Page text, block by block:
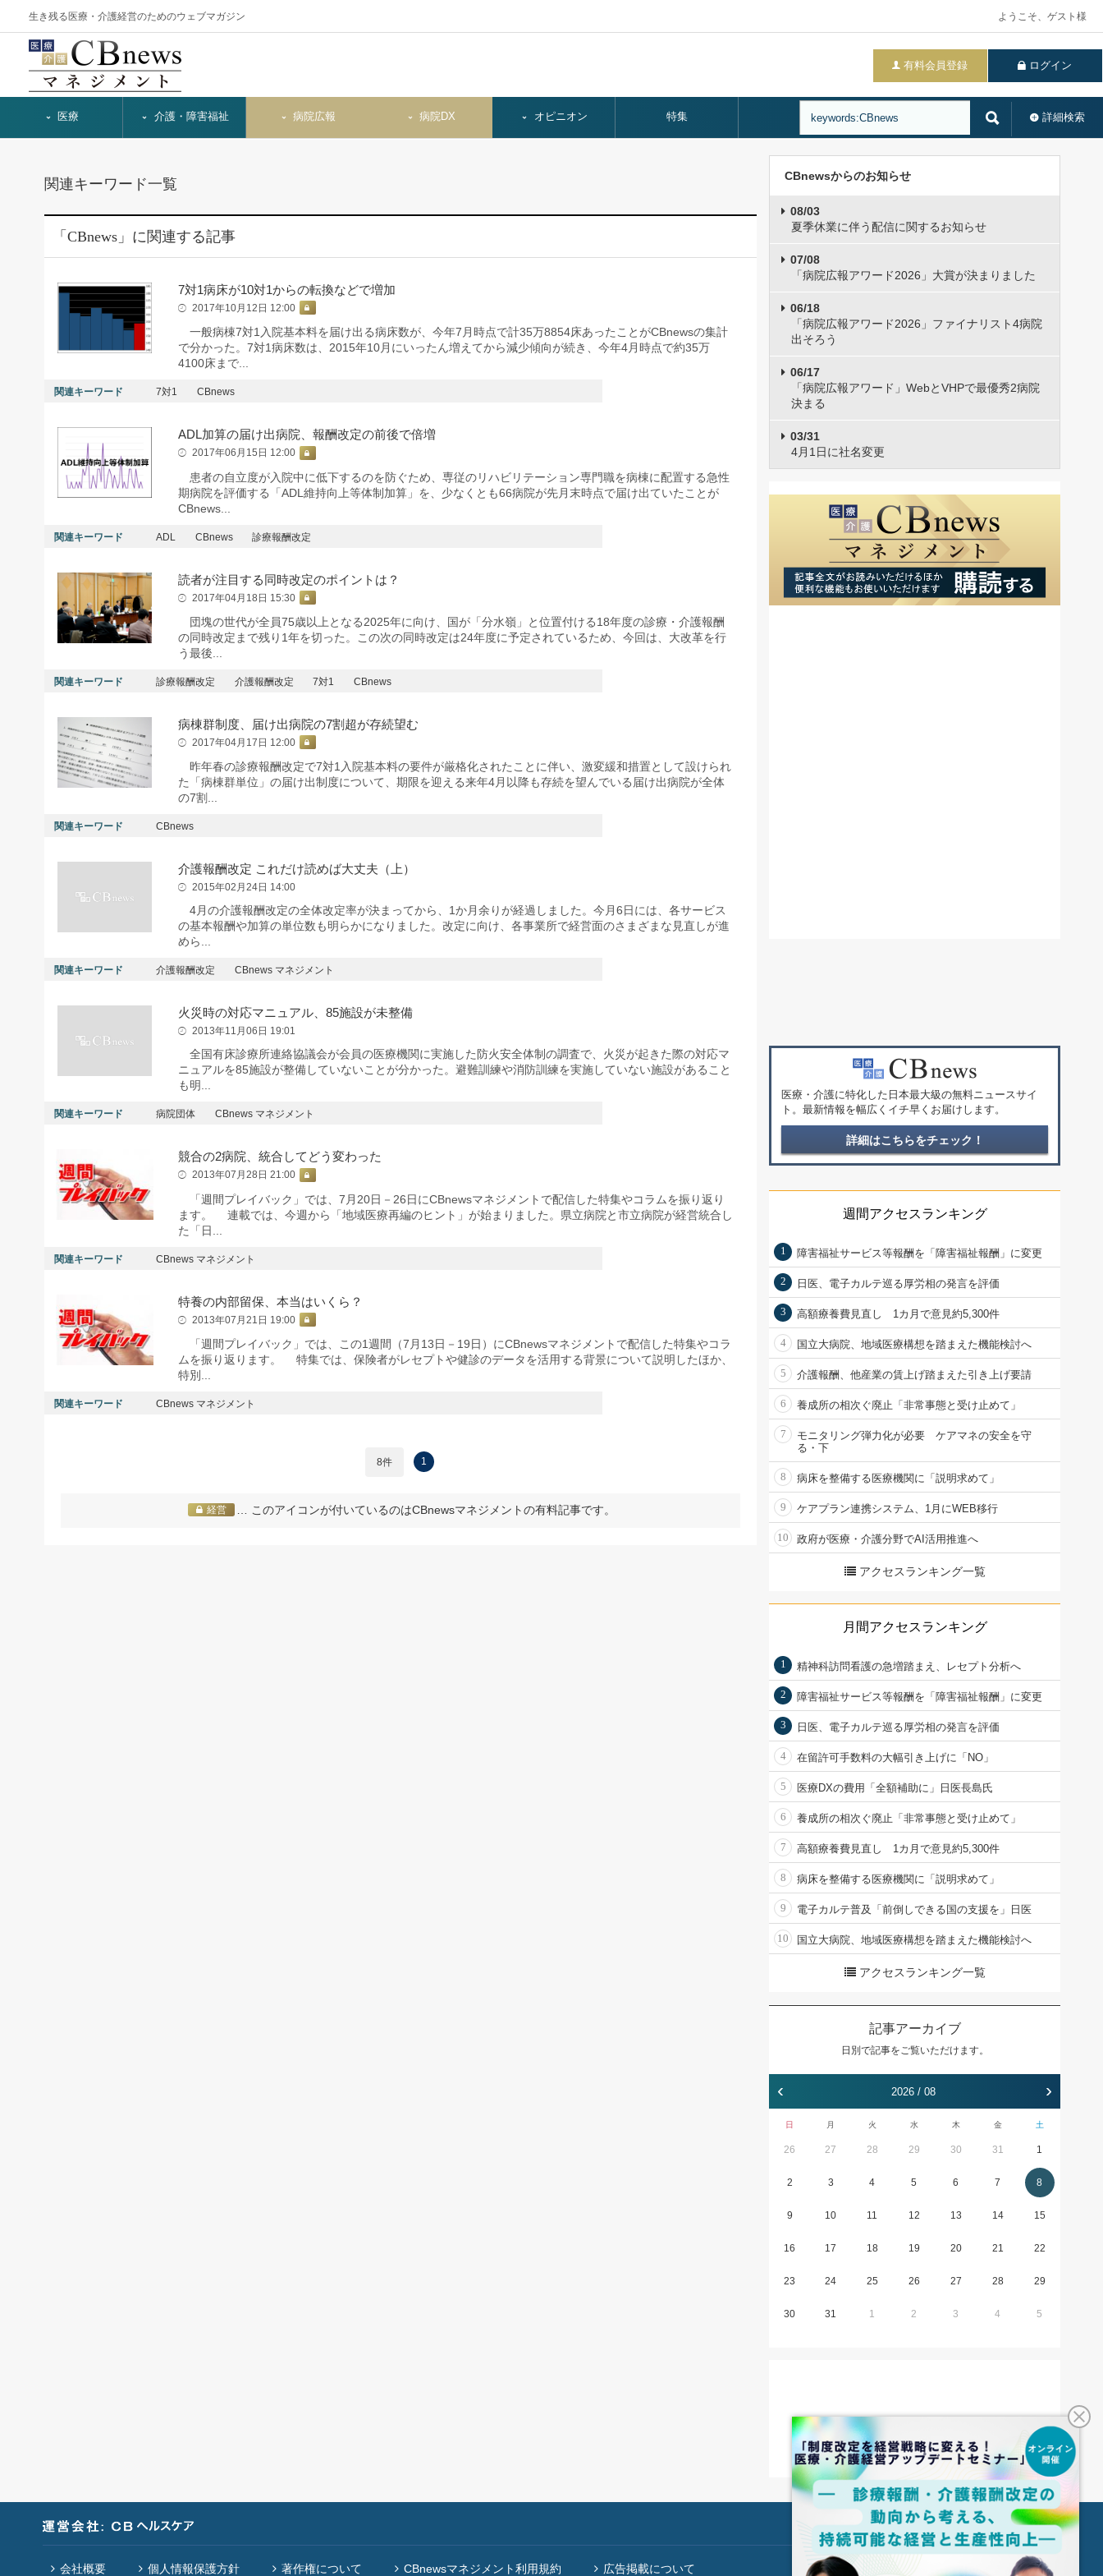
生き残る医療・介護経営のためのウェブマガジン ようこそ、ゲスト様
有料会員登録 ログイン
詳細検索
医療 介護・障害福祉 病院広報 病院DX オピニオン 特集
関連キーワード一覧
「CBnews」に関連する記事
7対1病床が10対1からの転換などで増加
2017年10月12日 12:00
一般病棟7対1入院基本料を届け出る病床数が、今年7月時点で計35万8854床あったことがCBnewsの集計
で分かった。7対1病床数は、2015年10月にいったん増えてから減少傾向が続き、今年4月時点で約35万
4100床まで...
関連キーワード 7対1 CBnews
ADL加算の届け出病院、報酬改定の前後で倍増
2017年06月15日 12:00
患者の自立度が入院中に低下するのを防ぐため、専従のリハビリテーション専門職を病棟に配置する急性
期病院を評価する「ADL維持向上等体制加算」を、少なくとも66病院が先月末時点で届け出ていたことが
CBnews...
関連キーワード ADL CBnews 診療報酬改定
読者が注目する同時改定のポイントは？
2017年04月18日 15:30
団塊の世代が全員75歳以上となる2025年に向け、国が「分水嶺」と位置付ける18年度の診療・介護報酬
の同時改定まで残り1年を切った。この次の同時改定は24年度に予定されているため、今回は、大改革を行
う最後...
関連キーワード 診療報酬改定 介護報酬改定 7対1 CBnews
病棟群制度、届け出病院の7割超が存続望む
2017年04月17日 12:00
昨年春の診療報酬改定で7対1入院基本料の要件が厳格化されたことに伴い、激変緩和措置として設けられ
た「病棟群単位」の届け出制度について、期限を迎える来年4月以降も存続を望んでいる届け出病院が全体
の7割...
関連キーワード CBnews
介護報酬改定 これだけ読めば大丈夫（上）
2015年02月24日 14:00
4月の介護報酬改定の全体改定率が決まってから、1か月余りが経過しました。今月6日には、各サービス
の基本報酬や加算の単位数も明らかになりました。改定に向け、各事業所で経営面のさまざまな見直しが進
めら...
関連キーワード 介護報酬改定 CBnews マネジメント
火災時の対応マニュアル、85施設が未整備
2013年11月06日 19:01
全国有床診療所連絡協議会が会員の医療機関に実施した防火安全体制の調査で、火災が起きた際の対応マ
ニュアルを85施設が整備していないことが分かった。避難訓練や消防訓練を実施していない施設があること
も明...
関連キーワード 病院団体 CBnews マネジメント
競合の2病院、統合してどう変わった
2013年07月28日 21:00
「週間プレイバック」では、7月20日－26日にCBnewsマネジメントで配信した特集やコラムを振り返り
ます。 連載では、今週から「地域医療再編のヒント」が始まりました。県立病院と市立病院が経営統合し
た「日...
関連キーワード CBnews マネジメント
特養の内部留保、本当はいくら？
2013年07月21日 19:00
「週間プレイバック」では、この1週間（7月13日－19日）にCBnewsマネジメントで配信した特集やコラ
ムを振り返ります。 特集では、保険者がレセプトや健診のデータを活用する背景について説明したほか、
特別...
関連キーワード CBnews マネジメント
8件 1
経営 … このアイコンが付いているのはCBnewsマネジメントの有料記事です。
CBnewsからのお知らせ
08/03
夏季休業に伴う配信に関するお知らせ
07/08
「病院広報アワード2026」大賞が決まりました
06/18
「病院広報アワード2026」ファイナリスト4病院
出そろう
06/17
「病院広報アワード」WebとVHPで最優秀2病院
決まる
03/31
4月1日に社名変更
医療・介護に特化した日本最大級の無料ニュースサイ
ト。最新情報を幅広くイチ早くお届けします。
詳細はこちらをチェック！
週間アクセスランキング
1 障害福祉サービス等報酬を「障害福祉報酬」に変更
2 日医、電子カルテ巡る厚労相の発言を評価
3 高額療養費見直し 1カ月で意見約5,300件
4 国立大病院、地域医療構想を踏まえた機能検討へ
5 介護報酬、他産業の賃上げ踏まえた引き上げ要請
6 養成所の相次ぐ廃止「非常事態と受け止めて」
7
モニタリング弾力化が必要 ケアマネの安全を守
る・下
8 病床を整備する医療機関に「説明求めて」
9 ケアプラン連携システム、1月にWEB移行
10 政府が医療・介護分野でAI活用推進へ
アクセスランキング一覧
月間アクセスランキング
1 精神科訪問看護の急増踏まえ、レセプト分析へ
2 障害福祉サービス等報酬を「障害福祉報酬」に変更
3 日医、電子カルテ巡る厚労相の発言を評価
4 在留許可手数料の大幅引き上げに「NO」
5 医療DXの費用「全額補助に」日医長島氏
6 養成所の相次ぐ廃止「非常事態と受け止めて」
7 高額療養費見直し 1カ月で意見約5,300件
8 病床を整備する医療機関に「説明求めて」
9 電子カルテ普及「前倒しできる国の支援を」日医
10 国立大病院、地域医療構想を踏まえた機能検討へ
アクセスランキング一覧
記事アーカイブ
日別で記事をご覧いただけます。
‹ 2026 / 08 ›
日 月 火 水 木 金 土
26 27 28 29 30 31 1
2 3 4 5 6 7 8
9 10 11 12 13 14 15
16 17 18 19 20 21 22
23 24 25 26 27 28 29
30 31 1 2 3 4 5
会社概要 個人情報保護方針 著作権について CBnewsマネジメント利用規約 広告掲載について